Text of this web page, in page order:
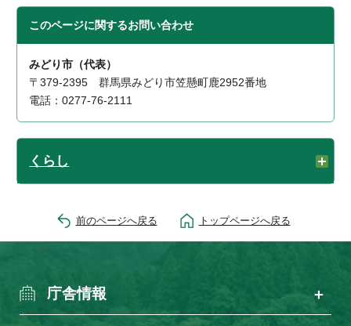
このページに関するお問い合わせ
みどり市（代表）
〒379-2395 群馬県みどり市笠懸町鹿2952番地
電話：0277-76-2111
くらし
前のページへ戻る トップページへ戻る
庁舎情報